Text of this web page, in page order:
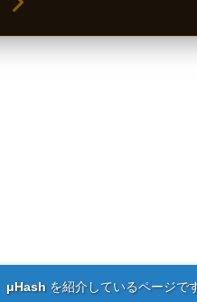
μHashを紹介しているページで